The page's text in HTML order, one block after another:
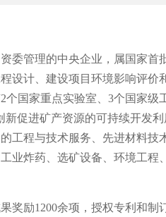
委管理的中央企业，属国家
设计、建设项目环境影响评
2个国家重点实验室、 3个国家级
新促进矿产资源的可持续开发
工程与技术服务、先进材料技
业炸药、选矿设备、环境工
奖励1200余项，授权专利和制